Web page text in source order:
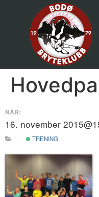
NÅR:
16. november
TRENING